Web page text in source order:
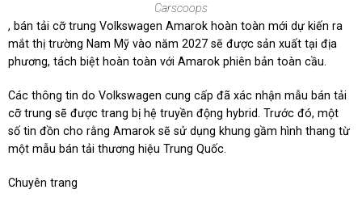
Carscoops
, bán tải cỡ trung Volkswagen Amarok hoàn toàn mới dự kiến ra
mắt thị trường Nam Mỹ vào năm 2027 sẽ được sản xuất tại địa
phương, tách biệt hoàn toàn với Amarok phiên bản toàn cầu.
Các thông tin do Volkswagen cung cấp đã xác nhận mẫu bán tải
cỡ trung sẽ được trang bị hệ truyền động hybrid. Trước đó, một
số tin đồn cho rằng Amarok sẽ sử dụng khung gầm hình thang từ
một mẫu bán tải thương hiệu Trung Quốc.
Chuyên trang